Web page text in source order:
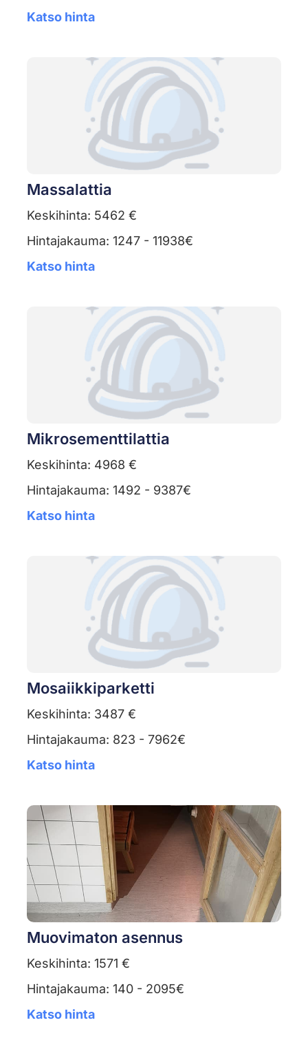
Katso hinta
Massalattia
Keskihinta: 5462 €
Hintajakauma: 1247 - 11938€
Katso hinta
Mikrosementtilattia
Keskihinta: 4968 €
Hintajakauma: 1492 - 9387€
Katso hinta
Mosaiikkiparketti
Keskihinta: 3487 €
Hintajakauma: 823 - 7962€
Katso hinta
Muovimaton asennus
Keskihinta: 1571 €
Hintajakauma: 140 - 2095€
Katso hinta